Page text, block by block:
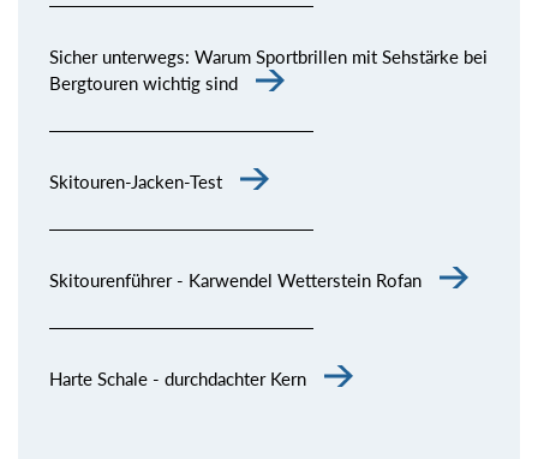
Sicher unterwegs: Warum Sportbrillen mit Sehstärke bei
Bergtouren wichtig sind
Skitouren-Jacken-Test
Skitourenführer - Karwendel Wetterstein Rofan
Harte Schale - durchdachter Kern